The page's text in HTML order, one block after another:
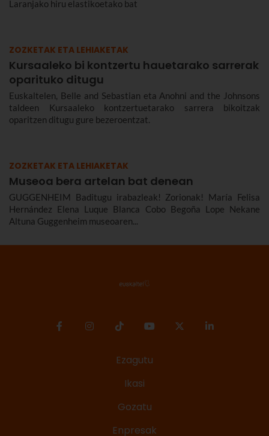
Laranjako hiru elastikoetako bat
ZOZKETAK ETA LEHIAKETAK
Kursaaleko bi kontzertu hauetarako sarrerak
oparituko ditugu
Euskaltelen, Belle and Sebastian eta Anohni and the Johnsons
taldeen Kursaaleko kontzertuetarako sarrera bikoitzak
oparitzen ditugu gure bezeroentzat.
ZOZKETAK ETA LEHIAKETAK
Museoa bera artelan bat denean
GUGGENHEIM Baditugu irabazleak! Zorionak! María Felisa
Hernández Elena Luque Blanca Cobo Begoña Lope Nekane
Altuna Guggenheim museoaren...
Ezagutu
Ikasi
Gozatu
Enpresak